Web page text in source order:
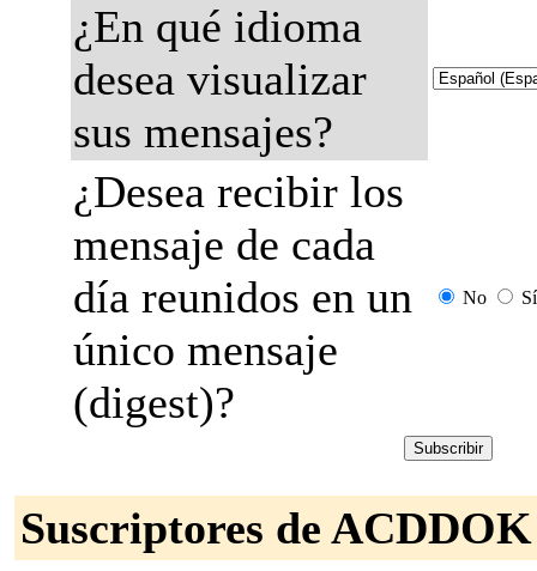
¿En qué idioma
desea visualizar
sus mensajes?
¿Desea recibir los
mensaje de cada
día reunidos en un
único mensaje
(digest)?
No Sí
Suscriptores de ACDDOK